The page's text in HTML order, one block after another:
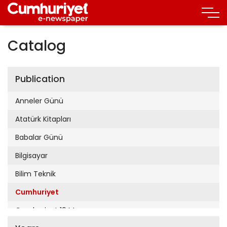
Catalog
Publication
Anneler Günü
Atatürk Kitapları
Babalar Günü
Bilgisayar
Bilim Teknik
Cumhuriyet
Cumhuriyet 19 Mayıs